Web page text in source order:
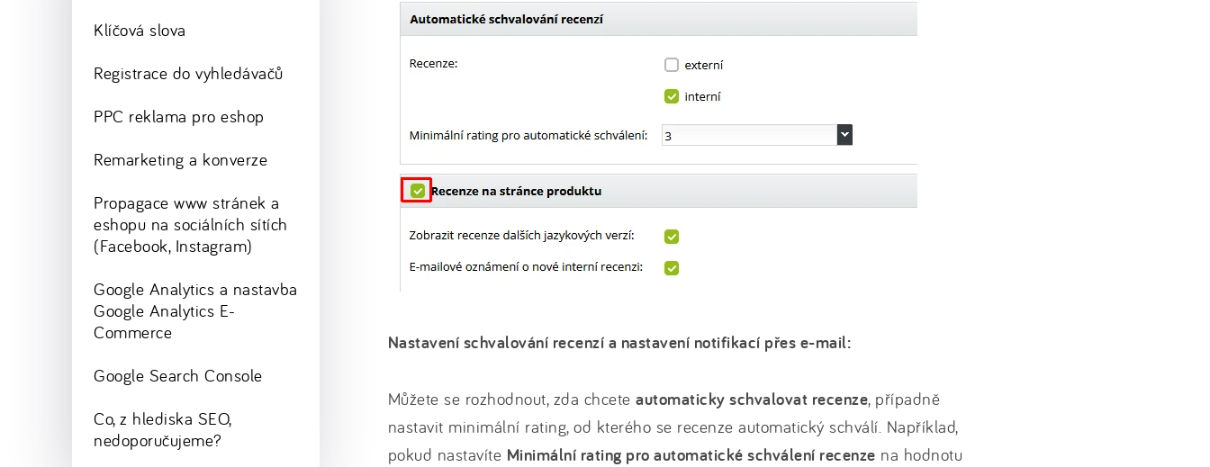
Nastavení schvalování recenzí a nastavení notifikací přes e-mail:
Můžete se rozhodnout, zda chceteautomaticky schvalovat recenze, případně
nastavit minimální rating, od kterého se recenze automatický schválí. Například,
pokud nastavíte Minimální rating pro automatické schválení recenze na hodnotu
Klíčová slova
Registrace do vyhledávačů
PPC reklama pro eshop
Remarketing a konverze
Propagace www stránek a
eshopu na sociálních sítích
(Facebook, Instagram)
Google Analytics a nastavba
Google Analytics E-
Commerce
Google Search Console
Co, z hlediska SEO,
nedoporučujeme?